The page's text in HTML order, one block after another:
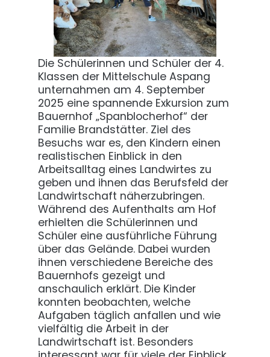
Die Schülerinnen und Schüler der 4.
Klassen der Mittelschule Aspang
unternahmen am 4. September
2025 eine spannende Exkursion zum
Bauernhof „Spanblocherhof“ der
Familie Brandstätter. Ziel des
Besuchs war es, den Kindern einen
realistischen Einblick in den
Arbeitsalltag eines Landwirtes zu
geben und ihnen das Berufsfeld der
Landwirtschaft näherzubringen.
Während des Aufenthalts am Hof
erhielten die Schülerinnen und
Schüler eine ausführliche Führung
über das Gelände. Dabei wurden
ihnen verschiedene Bereiche des
Bauernhofs gezeigt und
anschaulich erklärt. Die Kinder
konnten beobachten, welche
Aufgaben täglich anfallen und wie
vielfältig die Arbeit in der
Landwirtschaft ist. Besonders